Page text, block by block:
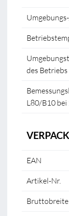
des Betriebs
L80/B10 bei
EAN
Artikel-Nr.
Bruttobreite